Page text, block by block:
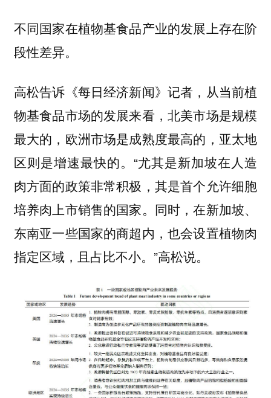
不同国家在植物基食品产业的发展上存在阶
段性差异。
高松告诉《每日经济新闻》记者，从当前植
物基食品市场的发展来看，北美市场是规模
最大的，欧洲市场是成熟度最高的，亚太地
区则是增速最快的。“尤其是新加坡在人造
肉方面的政策非常积极，其是首个允许细胞
培养肉上市销售的国家。同时，在新加坡、
东南亚一些国家的商超内，也会设置植物肉
指定区域，且占比不小。”高松说。